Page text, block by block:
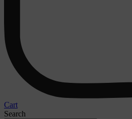
Cart
Search